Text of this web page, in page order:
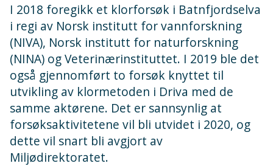
I 2018 foregikk et klorforsøk i Batnfjordselva
i regi av Norsk institutt for vannforskning
(NIVA), Norsk institutt for naturforskning
(NINA) og Veterinærinstituttet. I 2019 ble det
også gjennomført to forsøk knyttet til
utvikling av klormetoden i Driva med de
samme aktørene. Det er sannsynlig at
forsøksaktivitetene vil bli utvidet i 2020, og
dette vil snart bli avgjort av
Miljødirektoratet.